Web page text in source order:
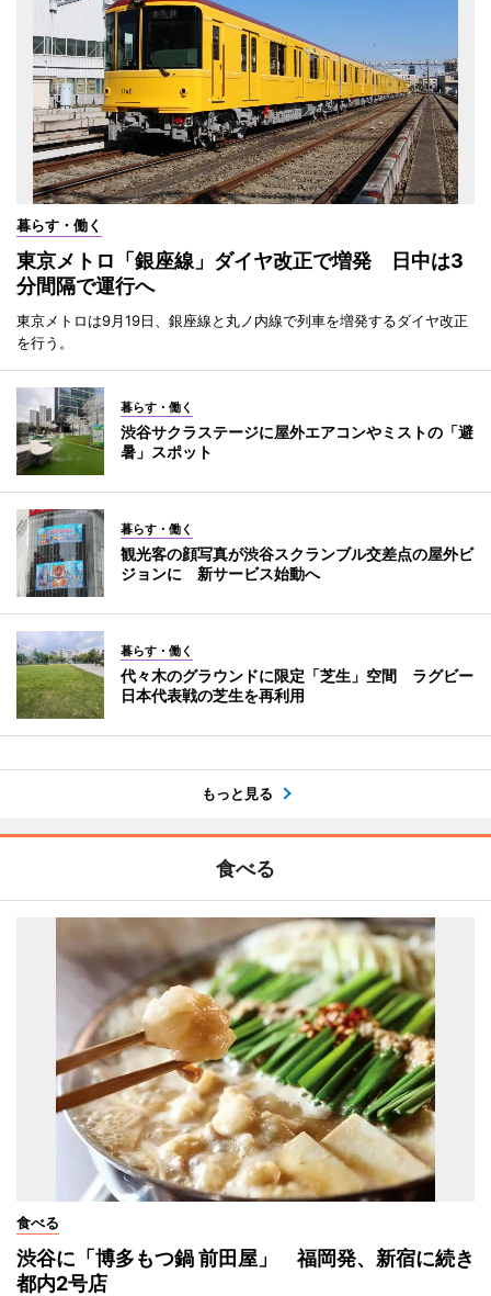
暮らす・働く
東京メトロ「銀座線」ダイヤ改正で増発 日中は3
分間隔で運行へ
東京メトロは9月19日、銀座線と丸ノ内線で列車を増発するダイヤ改正
を行う。
暮らす・働く
渋谷サクラステージに屋外エアコンやミストの「避
暑」スポット
暮らす・働く
観光客の顔写真が渋谷スクランブル交差点の屋外ビ
ジョンに 新サービス始動へ
暮らす・働く
代々木のグラウンドに限定「芝生」空間 ラグビー
日本代表戦の芝生を再利用
もっと見る
食べる
食べる
渋谷に「博多もつ鍋 前田屋」 福岡発、新宿に続き
都内2号店